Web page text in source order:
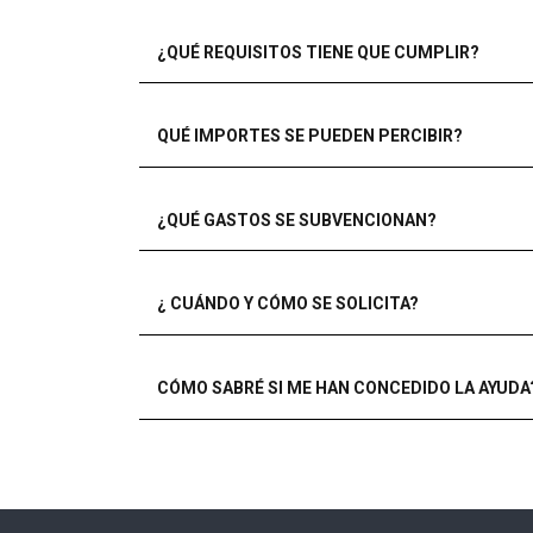
¿QUÉ REQUISITOS TIENE QUE CUMPLIR?
QUÉ IMPORTES SE PUEDEN PERCIBIR?
¿QUÉ GASTOS SE SUBVENCIONAN?
¿ CUÁNDO Y CÓMO SE SOLICITA?
CÓMO SABRÉ SI ME HAN CONCEDIDO LA